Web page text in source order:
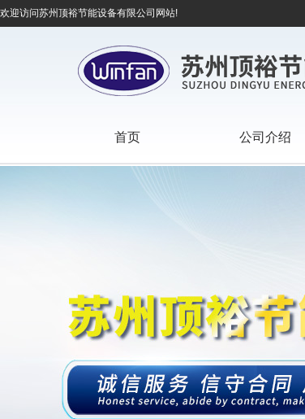
欢迎访问苏州顶裕节能设备有限公司网站!
首页 公司介绍